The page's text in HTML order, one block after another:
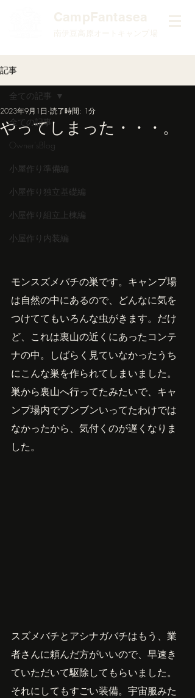
​CampFantasea
南伊豆高原オートキャンプ場
記事
全ての記事
Owner'sBlog
小屋作り準備編
小屋作り独立基礎編
小屋作り組立上棟編
小屋作り内装編
全ての記事
やってしまった・・・。
2023年9月1日 読了時間: 1分
モンスズメバチの巣です。キャンプ場
は自然の中にあるので、どんなに気を
つけててもいろんな虫がきます。だけ
ど、これは裏山の近くにあったコンテ
ナの中。しばらく見ていなかったうち
にこんな巣を作られてしまいました。
巣から裏山へ行ってたみたいで、キャ
ンプ場内でブンブンいってたわけでは
なかったから、気付くのが遅くなりま
した。
スズメバチとアシナガバチはもう、業
者さんに頼んだ方がいいので、早速き
ていただいて駆除してもらいました。
それにしてもすごい装備。宇宙服みた